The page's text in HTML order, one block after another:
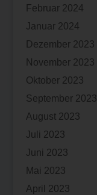
Februar 2024
Januar 2024
Dezember 2023
November 2023
Oktober 2023
September 2023
August 2023
Juli 2023
Juni 2023
Mai 2023
April 2023